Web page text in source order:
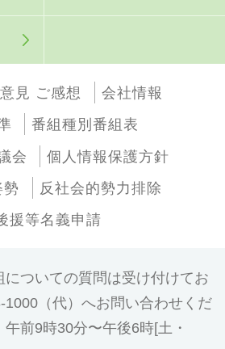
見 ご感想
会社情報
番組種別番組表
会
個人情報保護方針
勢
反社会的勢力排除
援等名義申請
についての質問は受け付けてお
1000（代）へお問い合わせくだ
前9時30分〜午後6時[土・